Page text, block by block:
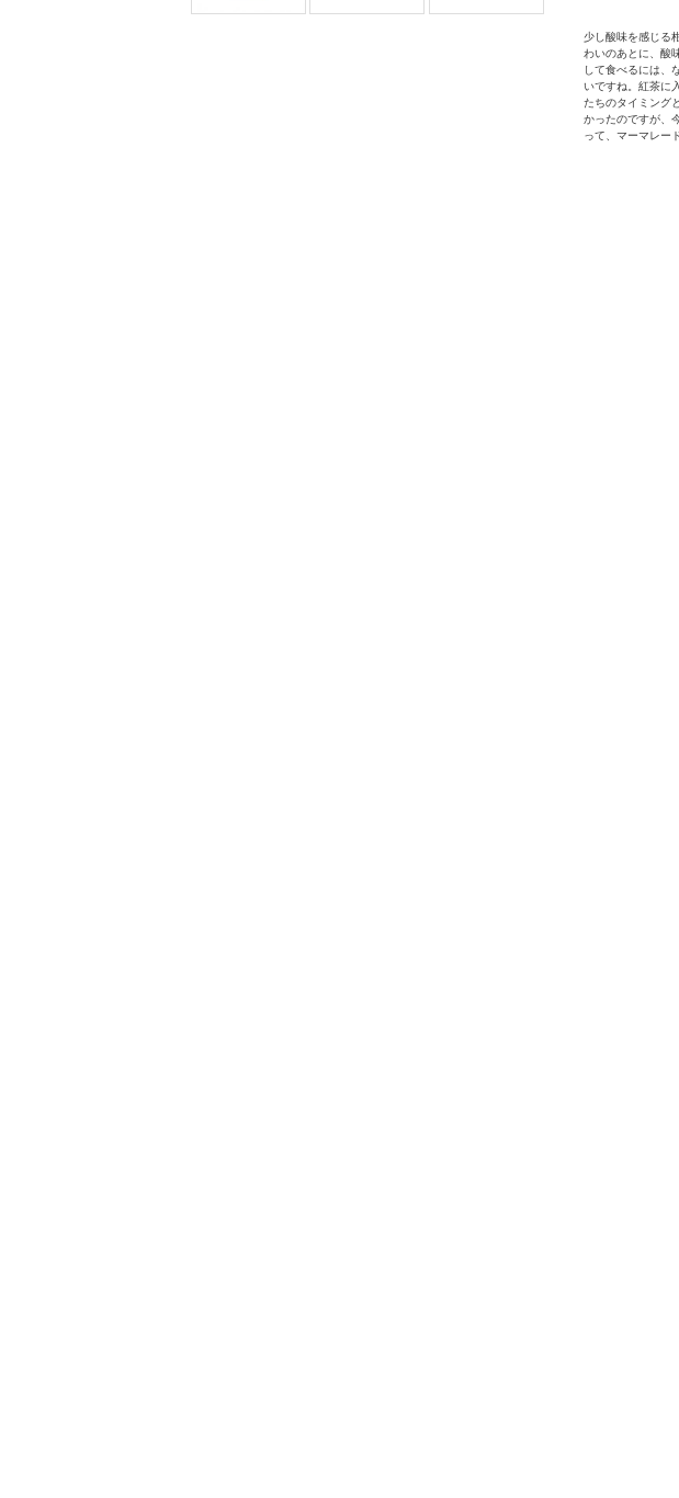
少し酸味を感じる
わいのあとに、酸
して食べるには、
いですね。紅茶に
たちのタイミング
かったのですが、
って、マーマレー